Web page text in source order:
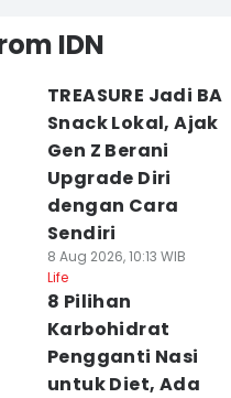
IDN
TREASURE Jadi BA
Snack Lokal, Ajak
Gen Z Berani
Upgrade Diri
dengan Cara
Sendiri
8 Aug 2026, 10:13 WIB
Life
8 Pilihan
Karbohidrat
Pengganti Nasi
untuk Diet, Ada